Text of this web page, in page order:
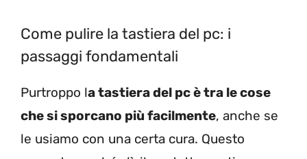
Come pulire la tastiera del pc: i
passaggi fondamentali
Purtroppo la tastiera del pc è tra le cose
che si sporcano più facilmente, anche se
le usiamo con una certa cura. Questo